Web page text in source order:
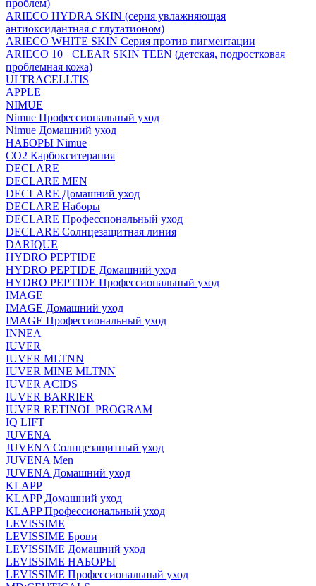
проблем)
ARIECO HYDRA SKIN (серия увлажняющая
антиоксидантная с глутатионом)
ARIECO WHITE SKIN Серия против пигментации
ARIECO 10+ CLEAR SKIN TEEN (детская, подростковая
проблемная кожа)
ULTRACELLTIS
APPLE
NIMUE
Nimue Профессиональный уход
Nimue Домашний уход
НАБОРЫ Nimue
CO2 Карбокситерапия
DECLARE
DECLARE MEN
DECLARE Домашний уход
DECLARE Наборы
DECLARE Профессиональный уход
DECLARE Солнцезащитная линия
DARIQUE
HYDRO PEPTIDE
HYDRO PEPTIDE Домашний уход
HYDRO PEPTIDE Профессиональный уход
IMAGE
IMAGE Домашний уход
IMAGE Профессиональный уход
INNEA
IUVER
IUVER MLTNN
IUVER MINE MLTNN
IUVER ACIDS
IUVER BARRIER
IUVER RETINOL PROGRAM
IQ LIFT
JUVENA
JUVENA Солнцезащитный уход
JUVENA Men
JUVENA Домашний уход
KLAPP
KLAPP Домашний уход
KLAPP Профессиональный уход
LEVISSIME
LEVISSIME Брови
LEVISSIME Домашний уход
LEVISSIME НАБОРЫ
LEVISSIME Профессиональный уход